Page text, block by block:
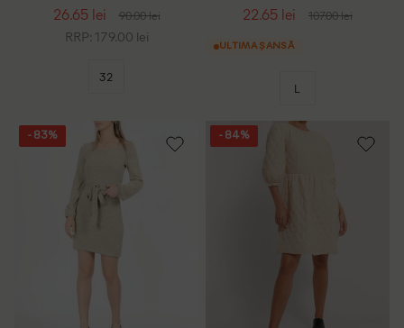
26.65 lei 90.00 lei
RRP: 179.00 lei
32
22.65 lei 107.00 lei
ULTIMA ȘANSĂ
L
- 83% - 84%